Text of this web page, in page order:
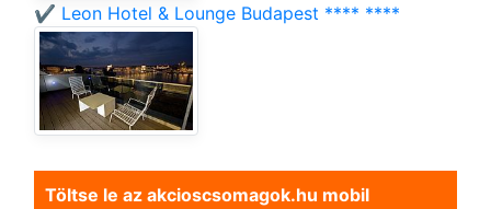
✔️ Leon Hotel & Lounge Budapest **** ****
Töltse le az akcioscsomagok.hu mobil